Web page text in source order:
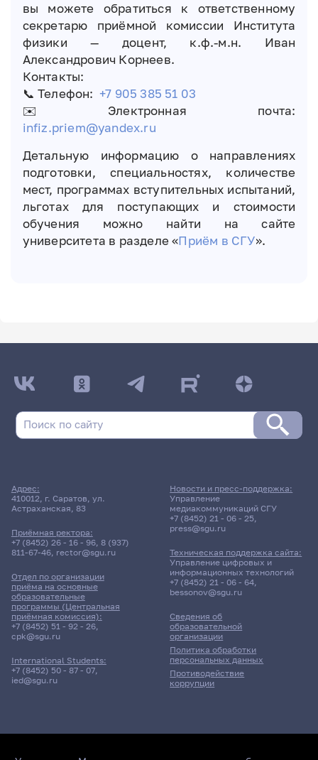
вы можете обратиться к ответственному
секретарю приёмной комиссии Института
физики — доцент, к.ф.-м.н. Иван
Александрович Корнеев.
Контакты:
📞 Телефон: +7 905 385 51 03
✉️ Электронная почта:
infiz.priem@yandex.ru
Детальную информацию о направлениях
подготовки, специальностях, количестве
мест, программах вступительных испытаний,
льготах для поступающих и стоимости
обучения можно найти на сайте
университета в разделе «Приём в СГУ».
Адрес:
410012, г. Саратов, ул.
Астраханская, 83
Приёмная ректора:
+7 (8452) 26 - 16 - 96, 8 (937)
811-67-46, rector@sgu.ru
Отдел по организации
приёма на основные
образовательные
программы (Центральная
приёмная комиссия):
+7 (8452) 51 - 92 - 26,
cpk@sgu.ru
International Students:
+7 (8452) 50 - 87 - 07,
ied@sgu.ru
Сведения об
образовательной
организации
Политика обработки
персональных данных
Противодействие
коррупции
Новости и пресс-поддержка:
Управление
медиакоммуникаций СГУ
+7 (8452) 21 - 06 - 25,
press@sgu.ru
Техническая поддержка сайта:
Управление цифровых и
информационных технологий
+7 (8452) 21 - 06 - 64,
bessonov@sgu.ru